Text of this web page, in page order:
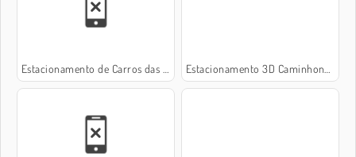
Estacionamento de Carros das Docas Estacionamento 3D Caminhonetes Grandes